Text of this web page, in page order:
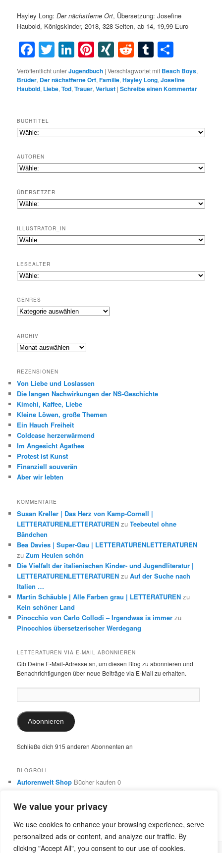
We value your privacy
We use cookies to enhance your browsing experience, serve
personalized ads or content, and analyze our traffic. By
clicking "Accept All", you consent to our use of cookies.
Hayley Long:Der nächstferne Ort, Übersetzung: Josefine
Haubold, Königskinder, 2018, 328 Seiten, ab 14, 19,99 Euro
Facebook
Twitter
LinkedIn
Pinterest
XINGRedditTumblr
Veröffentlicht unterJugendbuch |Verschlagwortet mit Beach Boys,
Brüder, Der nächstferne Ort,Familie,Hayley Long,Josefine
Haubold, Liebe,Tod,Trauer,Verlust |Schreibe einen Kommentar
BUCHTITEL
AUTOREN
ÜBERSETZER
ILLUSTRATOR_IN
LESEALTER
GENRES
Genres
ARCHIV
Archiv
REZENSIONEN
Von Liebe und Loslassen
Die langen Nachwirkungen der NS-Geschichte
Kimchi, Kaffee, Liebe
Kleine Löwen, große Themen
Ein Hauch Freiheit
Coldcase herzerwärmend
Im Angesicht Agathes
Protest ist Kunst
Finanziell souverän
Aber wir lebten
KOMMENTARE
Susan Kreller | Das Herz von Kamp-Cornell |
LETTERATURENLETTERATUREN zuTeebeutel ohne
Bändchen
Bea Davies | Super-Gau | LETTERATURENLETTERATUREN
zuZum Heulen schön
Die Vielfalt der italienischen Kinder- und Jugendliteratur |
LETTERATURENLETTERATUREN zuAuf der Suche nach
Italien …
Martin Schäuble | Alle Farben grau | LETTERATUREN zu
Kein schöner Land
Pinocchio von Carlo Collodi – Irgendwas is immer zu
Pinocchios übersetzerischer Werdegang
LETTERATUREN VIA E-MAIL ABONNIEREN
Gib Deine E-Mail-Adresse an, um diesen Blog zu abonnieren und
Benachrichtigungen über neue Beiträge via E-Mail zu erhalten.
Mail-
Adresse:
Abonnieren
Schließe dich 915 anderen Abonnenten an
BLOGROLL
Autorenwelt Shop Bücher kaufen 0
0
Dr. Ulrike SchimmingÜbersetzungen aus dem Italienischen
und Englischen 0